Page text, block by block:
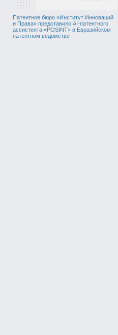
Патентное бюро «Институт Инноваций
и Права» представило AI-патентного
ассистента «POSINT» в Евразийском
патентном ведомстве